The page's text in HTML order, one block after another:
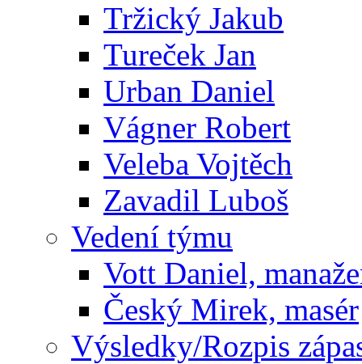
Tržický Jakub
Tureček Jan
Urban Daniel
Vágner Robert
Veleba Vojtěch
Zavadil Luboš
Vedení týmu
Vott Daniel,
Český Mirek, masér
Výsledky/Rozpis